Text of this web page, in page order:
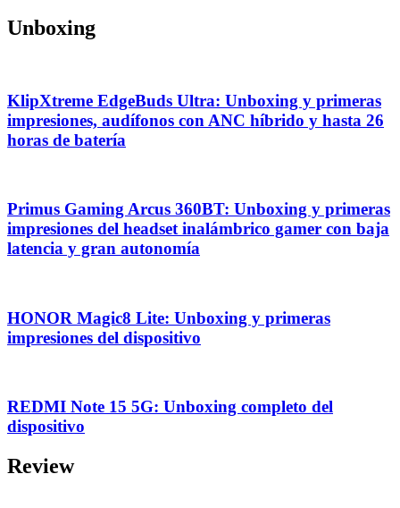
Unboxing
KlipXtreme EdgeBuds Ultra: Unboxing y primeras
impresiones, audífonos con ANC híbrido y hasta 26
horas de batería
Primus Gaming Arcus 360BT: Unboxing y primeras
impresiones del headset inalámbrico gamer con baja
latencia y gran autonomía
HONOR Magic8 Lite: Unboxing y primeras
impresiones del dispositivo
REDMI Note 15 5G: Unboxing completo del
dispositivo
Review